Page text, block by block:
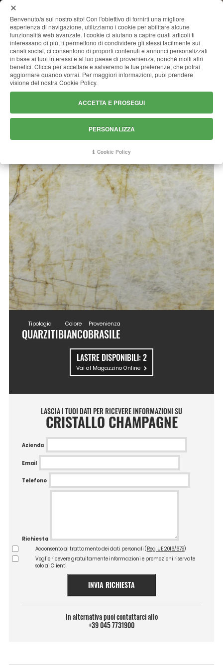
CRISTALLO CHAMPAGNE
Tipologia
QUARZITI
Colore
BIANCO
Provenienza
BRASILE
LASTRE DISPONIBILI:2
Vai al Magazzino Online
LASCIA I TUOI DATI PER RICEVERE INFORMAZIONI SU
CRISTALLO CHAMPAGNE
Azienda
Email
Telefono
Richiesta
Acconsento al trattamento dei dati personali ( Reg. UE 2016/679)
Voglio ricevere gratuitamente informazioni e promozioni riservate
solo ai Clienti
INVIA RICHIESTA
In alternativa puoi contattarci allo
+39 045 7731900
Benvenuto/a sul nostro sito! Con l'obiettivo di fornirti una migliore
esperienza di navigazione, utilizziamo i cookie per abilitare alcune
funzionalità web avanzate. I cookie ci aiutano a capire quali articoli ti
interessano di più, ti permettono di condividere gli stessi facilmente sui
canali social, ci consentono di proporti contenuti e annunci personalizzati
in base ai tuoi interessi e al tuo paese di provenienza, nonché molti altri
benefici. Clicca per accettare e salveremo le tue preferenze, che potrai
aggiornare quando vorrai. Per maggiori informazioni, puoi prendere
visione del nostra Cookie Policy.
ACCETTA E PROSEGUI
PERSONALIZZA
Cookie Policy